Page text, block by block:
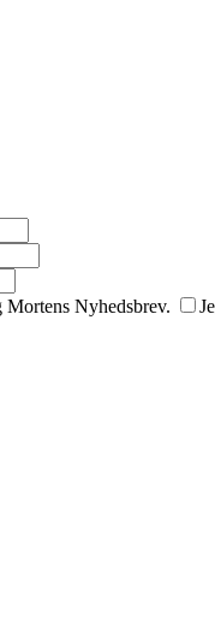
Nyhedsbrev.